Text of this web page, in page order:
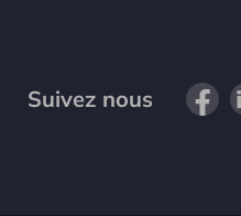
Suivez nous